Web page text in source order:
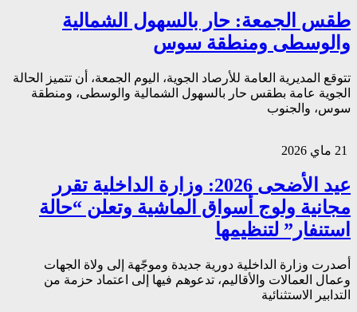
طقس الجمعة: حار بالسهول الشمالية
والوسطى ومنطقة سوس
تتوقع المديرية العامة للأرصاد الجوية، اليوم الجمعة، أن تتميز الحالة
الجوية عامة بطقس حار بالسهول الشمالية والوسطى، ومنطقة
سوس، والجنوب
عيد الأضحى 2026: وزارة الداخلية تقرر
مجانية ولوج أسواق الماشية وتعلن “حالة
استنفار” لتنظيمها
أصدرت وزارة الداخلية دورية جديدة وموجّهة إلى ولاة الجهات
وعمال العمالات والأقاليم، تدعوهم فيها إلى اعتماد حزمة من
التدابير الاستثنائية